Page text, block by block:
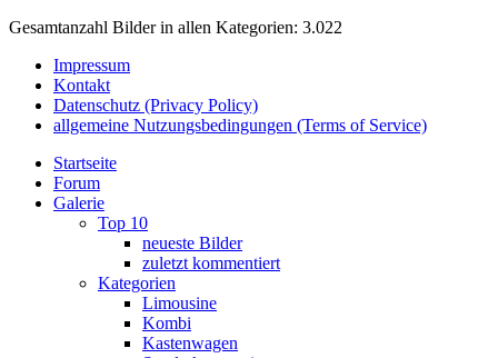
Gesamtanzahl Bilder in allen Kategorien: 3.022
Impressum
Kontakt
Datenschutz (Privacy Policy)
allgemeine Nutzungsbedingungen (Terms of Service)
Startseite
Forum
Galerie
Top 10
neueste Bilder
zuletzt kommentiert
Kategorien
Limousine
Kombi
Kastenwagen